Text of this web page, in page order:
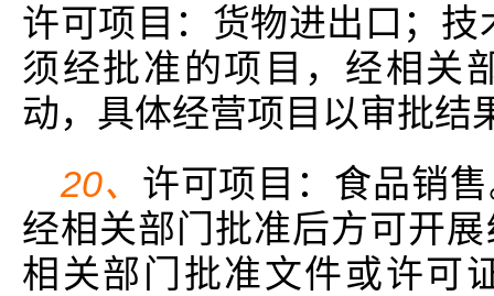
许可项目：货物进出口；
须经批准的项目，经相关
动，具体经营项目以审批结
20、 许可项目：食品销
经相关部门批准后方可开
相关部门批准文件或许可